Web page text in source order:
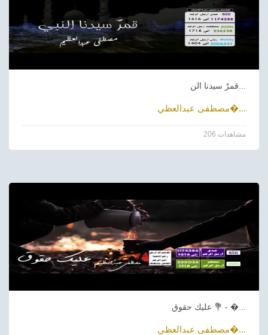
مصطفى عبدالعظي�...
206 مشاهدات
عليك حقوق 💐 - �...
مصطفى عبدالعظي�...